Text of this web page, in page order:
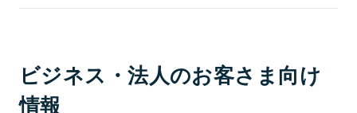
ビジネス・法人のお客さま向け
情報